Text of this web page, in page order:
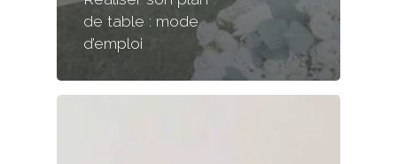
de table : mode
d’emploi